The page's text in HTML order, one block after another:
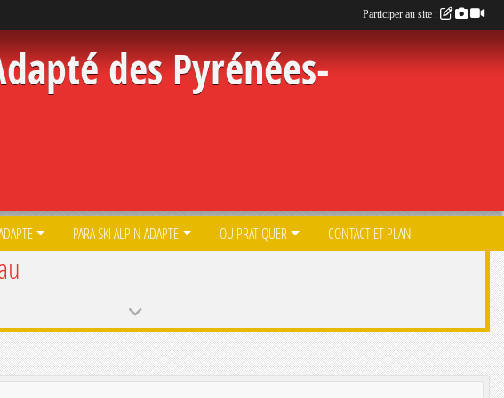
des Pyrénées-
PARA SKI ALPIN ADAPTE OU PRATIQUER CONTACT ET PLAN
Participer au site :